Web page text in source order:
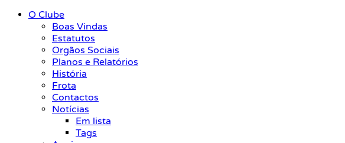
O Clube
Boas Vindas
Estatutos
Orgãos Sociais
Planos e Relatórios
História
Frota
Contactos
Notícias
Em lista
Tags